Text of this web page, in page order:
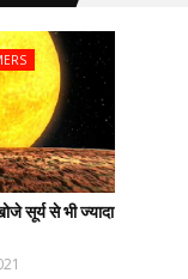
सूर्य से भी ज्यादा